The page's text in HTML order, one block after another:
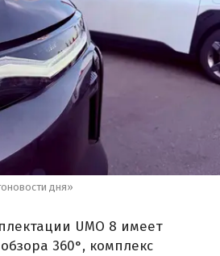
дня»
UMO 8 имеет
360°, комплекс